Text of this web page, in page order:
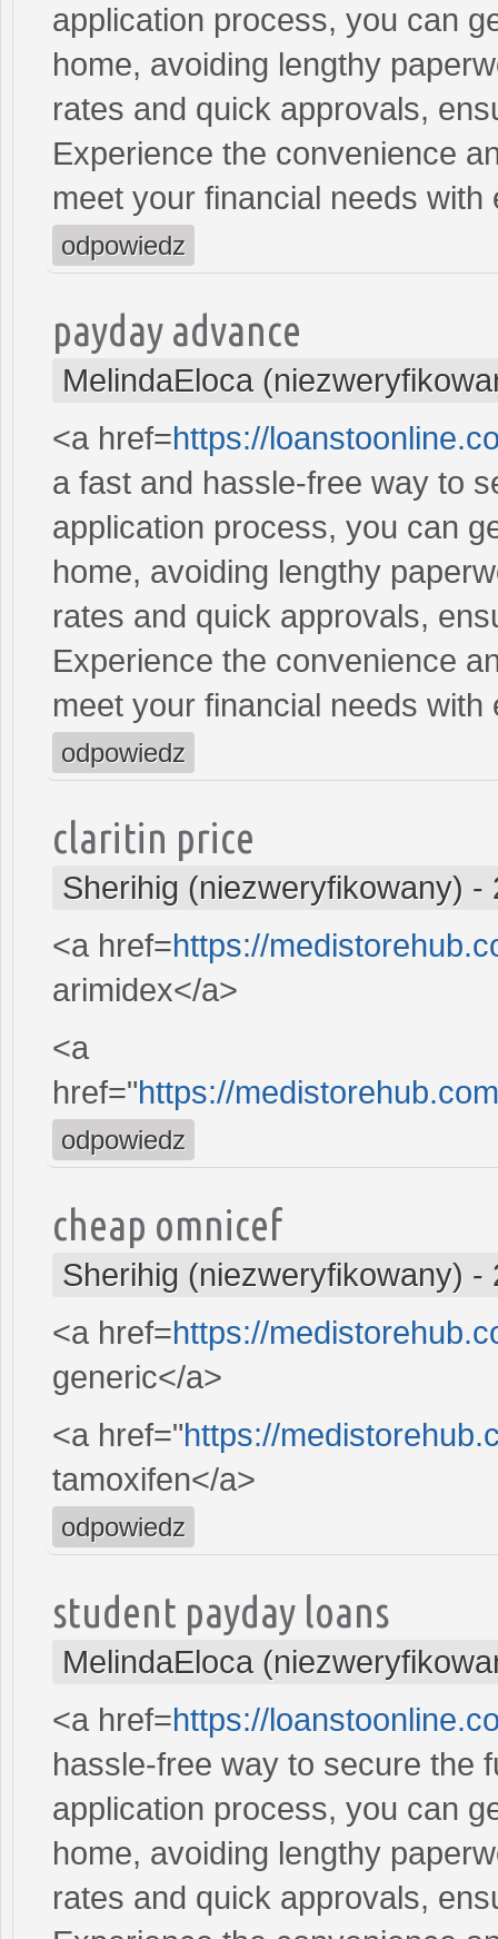
application process, you can
home, avoiding lengthy
rates and quick approvals,
Experience the convenience
meet your financial needs with
odpowiedz
payday advance
MelindaEloca
<a href=https://
a fast and hassle-free way to
application process, you can
home, avoiding lengthy
rates and quick approvals,
Experience the convenience
meet your financial needs with
odpowiedz
claritin price
Sherihig (niezweryfikowany) -
<a href=https://
arimidex</a>
<a
href="https://
odpowiedz
cheap omnicef
Sherihig (niezweryfikowany) -
<a href=https://
generic</a>
<a href="https://
tamoxifen</a>
odpowiedz
student payday loans
MelindaEloca
<a href=https://
hassle-free way to secure the
application process, you can
home, avoiding lengthy
rates and quick approvals,